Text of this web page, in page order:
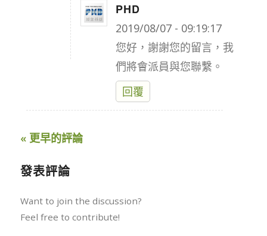
PHD
2019/08/07 - 09:19:17
您好，謝謝您的留言，我
們將會派員與您聯繫。
回覆
« 更早的評論
發表評論
Want to join the discussion?
Feel free to contribute!